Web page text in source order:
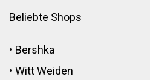
Beliebte Shops
• Bershka
• Witt Weiden